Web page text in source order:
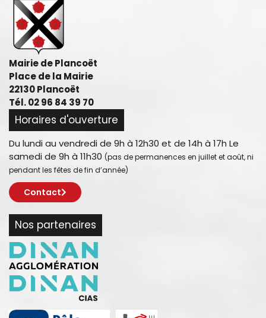
Mairie de Plancoët
Place de la Mairie
22130 Plancoët
Tél. 02 96 84 39 70
Horaires d'ouverture
Du lundi au vendredi de 9h à 12h30 et de 14h à 17h Le
samedi de 9h à 11h30 (pas de permanences en juillet et août, ni
pendant les fêtes de fin d’année)
Contact
Nos partenaires